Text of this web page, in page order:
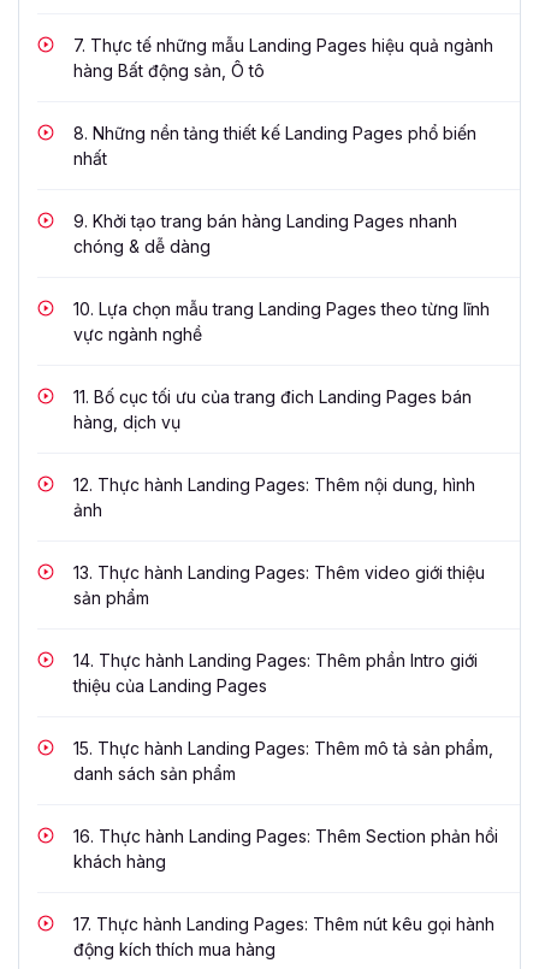
7. Thực tế những mẫu Landing Pages hiệu quả ngành
hàng Bất động sản, Ô tô
8. Những nền tảng thiết kế Landing Pages phổ biến
nhất
9. Khởi tạo trang bán hàng Landing Pages nhanh
chóng & dễ dàng
10. Lựa chọn mẫu trang Landing Pages theo từng lĩnh
vực ngành nghề
11. Bố cục tối ưu của trang đich Landing Pages bán
hàng, dịch vụ
12. Thực hành Landing Pages: Thêm nội dung, hình
ảnh
13. Thực hành Landing Pages: Thêm video giới thiệu
sản phẩm
14. Thực hành Landing Pages: Thêm phần Intro giới
thiệu của Landing Pages
15. Thực hành Landing Pages: Thêm mô tả sản phẩm,
danh sách sản phẩm
16. Thực hành Landing Pages: Thêm Section phản hồi
khách hàng
17. Thực hành Landing Pages: Thêm nút kêu gọi hành
động kích thích mua hàng